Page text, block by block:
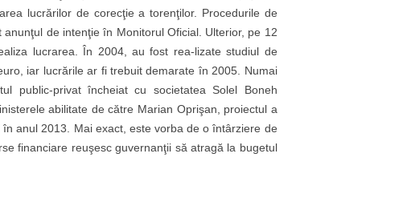
lucrărilor de corecţie a torenţilor. Procedurile de
de intenţie în Monitorul Oficial. Ulterior, pe 12
lucrarea. În 2004, au fost rea-lizate studiul de
iar lucrările ar fi trebuit demarate în 2005. Numai
public-privat încheiat cu societatea Solel Boneh
abilitate de către Marian Oprişan, proiectul a
anul 2013. Mai exact, este vorba de o întârziere de
financiare reuşesc guvernanţii să atragă la bugetul